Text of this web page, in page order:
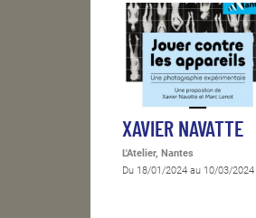
XAVIER NAVATTE
L'Atelier, Nantes
Du 18/01/2024 au 10/03/2024